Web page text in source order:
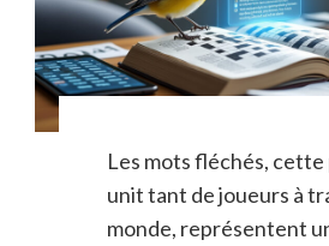
Les mots fléchés, cette
unit tant de joueurs à
monde, représentent